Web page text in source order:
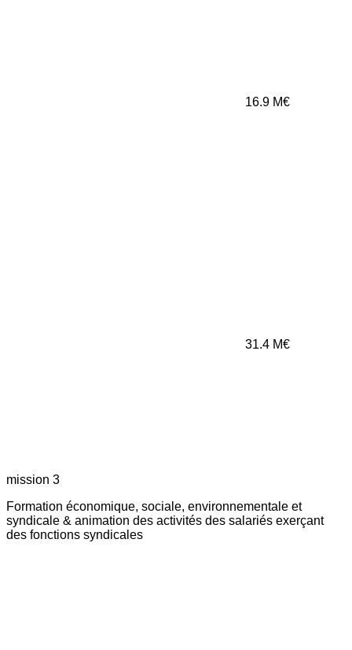
16.9 M€
31.4 M€
mission 3
Formation économique, sociale, environnementale et
syndicale & animation des activités des salariés exerçant
des fonctions syndicales